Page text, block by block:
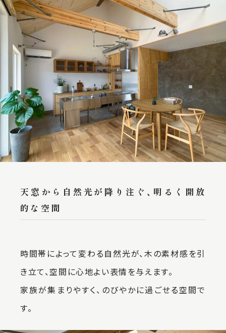
天窓から自然光が降り注ぐ、明るく開放
的な空間
時間帯によって変わる自然光が、木の素材感を引
き立て、空間に心地よい表情を与えます。
家族が集まりやすく、のびやかに過ごせる空間で
す。